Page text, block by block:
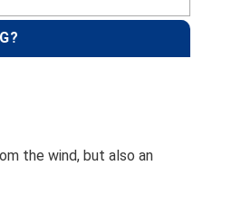
the wind, but also an